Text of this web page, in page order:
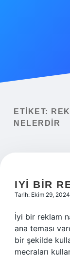
Yasal Uyarı
ETIKET:
NELERDIR
IYI BIR
Tarih: Ekim 29, 2024
İyi bir reklam
ana teması
bir şekilde
mecraları